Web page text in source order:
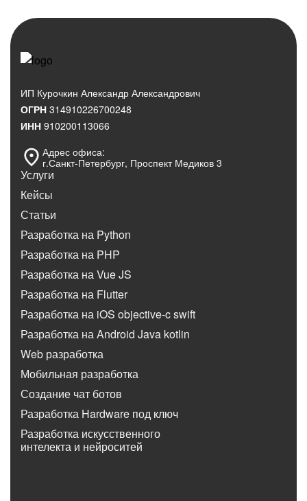
ИП Курочкин Александр Александрович
ОГРН 314910226700248
ИНН 910200113066
Адрес офиса:
г.Санкт‑Петербург, Проспект Медиков 3
Услуги
Кейсы
Статьи
Разработка на Python
Разработка на PHP
Разработка на Vue JS
Разработка на Flutter
Разработка на iOS objective-c swift
Разработка на Android Java kotlin
Web разработка
Мобильная разработка
Создание чат ботов
Разработка Hardware под ключ
Разработка искусственного
интелекта и нейроситей